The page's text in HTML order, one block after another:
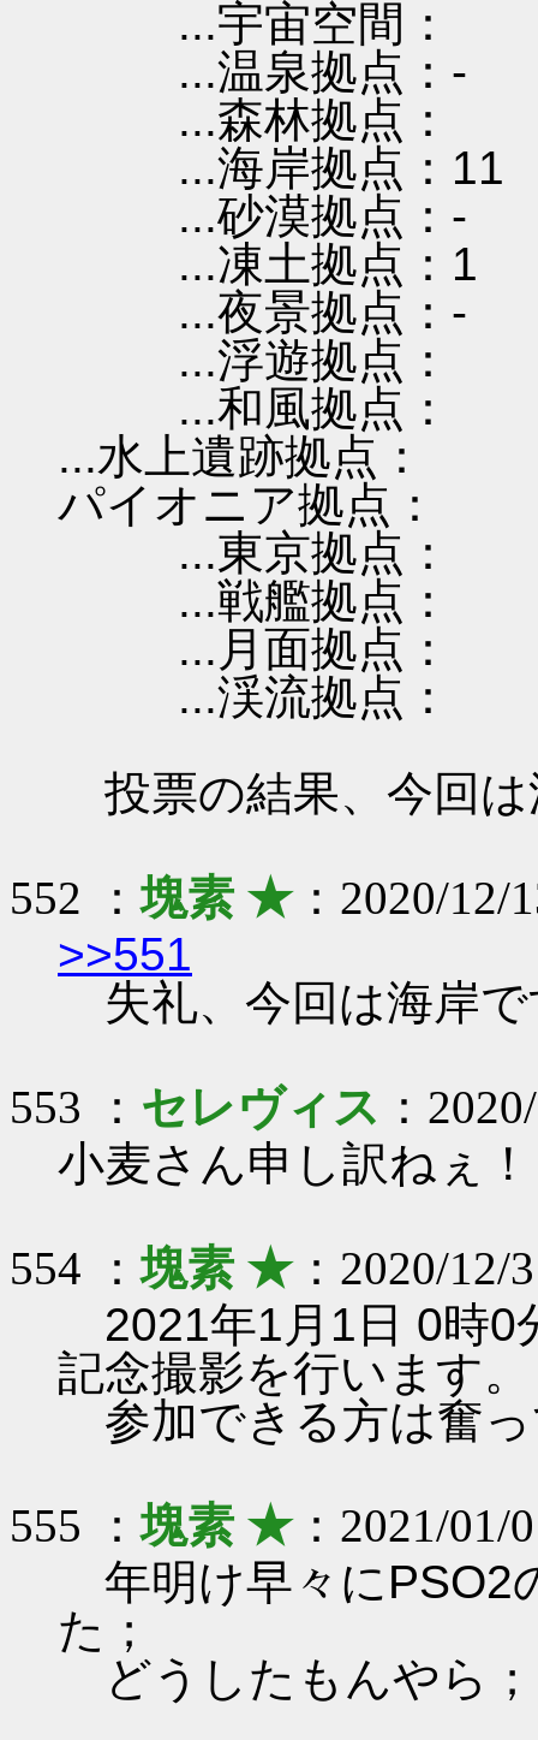
...宇宙空間：
...温泉拠点：-
...森林拠点：
...海岸拠点：11
...砂漠拠点：-
...凍土拠点：1
...夜景拠点：-
...浮遊拠点：
...和風拠点：
...水上遺跡拠点：
パイオニア拠点：
...東京拠点：
...戦艦拠点：
...月面拠点：
...渓流拠点：
投票の結果、今回
552 ：塊素 ★：2020/12/
>>551
失礼、今回は海岸で
553 ： セレヴィス ：
小麦さん申し訳ねぇ！
554 ：塊素 ★：2020/12/
2021年1月1日 0時0
記念撮影を行います。
参加できる方は奮
555 ：塊素 ★：2021/01/
年明け早々にPSO2
た；
どうしたもんやら；